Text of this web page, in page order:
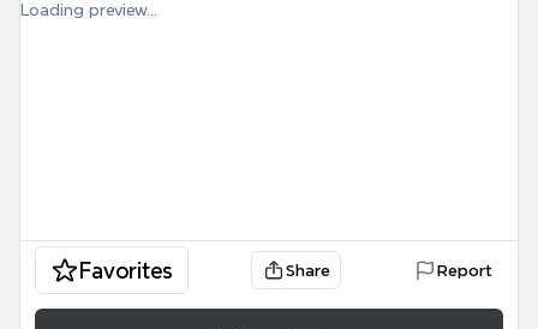
Loading preview...
Favorites Share Report